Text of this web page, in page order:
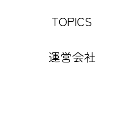
TOPICS
運営会社